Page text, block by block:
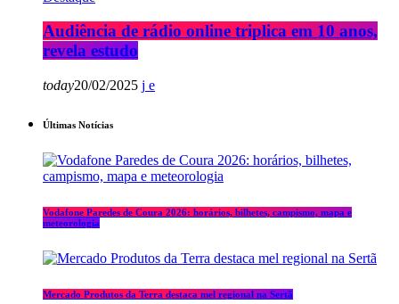
Audiência de rádio online triplica em 10 anos,
revela estudo
today20/02/2025
Últimas Notícias
Vodafone Paredes de Coura 2026: horários, bilhetes, campismo, mapa e
meteorologia
Mercado Produtos da Terra destaca mel regional na Sertã